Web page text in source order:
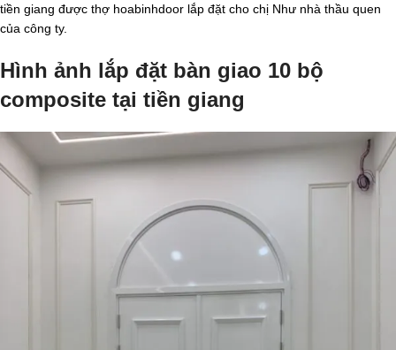
tiền giang được thợ hoabinhdoor lắp đặt cho chị Như nhà thầu quen
của công ty.
Hình ảnh lắp đặt bàn giao 10 bộ
composite tại tiền giang